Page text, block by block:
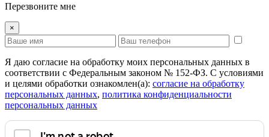
Перезвоните мне
×
Я даю согласие на обработку моих персональных данных в
соответствии с Федеральным законом № 152-ФЗ. С условиями
и целями обработки ознакомлен(а): cогласие на обработку
персональных данных, политика конфиденциальности
персональных данных